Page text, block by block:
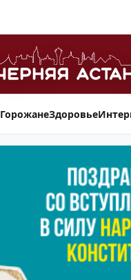
ГорожанеЗдоровье